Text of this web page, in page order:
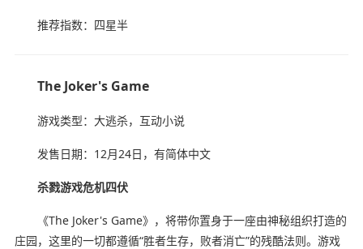
推荐指数：四星半
The Joker's Game
游戏类型：大逃杀，互动小说
发售日期：12月24日，有简体中文
杀戮游戏危机四伏
《The Joker's Game》，将带你置身于一座由神秘组织打造的
庄园，这里的一切都遵循“胜者生存，败者消亡”的残酷法则。游戏